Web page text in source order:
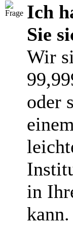
Ich
Sie
Wir
oder
in
kann.